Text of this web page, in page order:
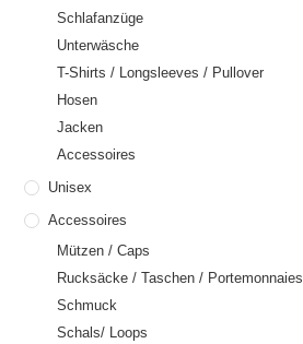
Schlafanzüge
Unterwäsche
T-Shirts / Longsleeves / Pullover
Hosen
Jacken
Accessoires
Unisex
Accessoires
Mützen / Caps
Rucksäcke / Taschen / Portemonnaies
Schmuck
Schals/ Loops